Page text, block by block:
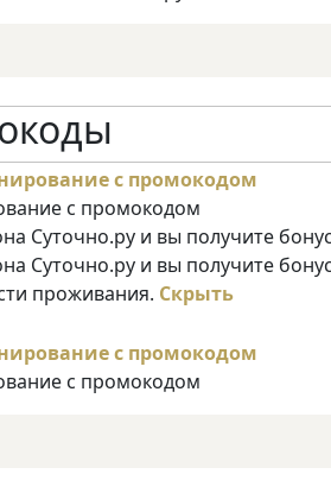
с промокодом
Суточно.ру и вы получите
Суточно.ру и вы получите
проживания. Скрыть
с промокодом